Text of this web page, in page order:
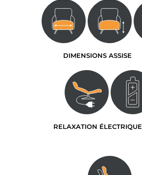
DIMENSIONS ASSISE
RELAXATION ÉLECTRIQUE